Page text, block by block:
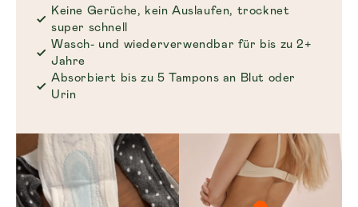
Keine Gerüche, kein Auslaufen, trocknet
super schnell
Wasch- und wiederverwendbar für bis zu 2+
Jahre
Absorbiert bis zu 5 Tampons an Blut oder
Urin